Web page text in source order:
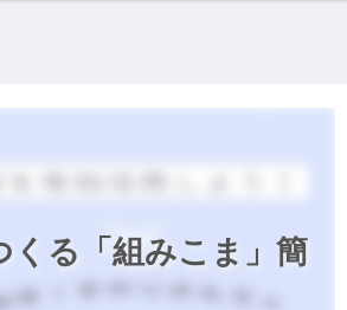
くる「組みこま」簡